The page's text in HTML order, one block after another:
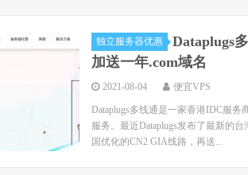
独立服务器优惠
Dataplugs
加送一年.com域名
2021-08-04 便宜VPS
Dataplugs多线通是一家香港IDC服
服务。最近Dataplugs发布了最新的
国优化的CN2 GIA线路，再送...